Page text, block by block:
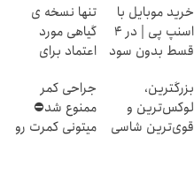
خرید موبایل با
اسنپ پی | در ۴
قسط بدون سود
تنها نسخه ی
گیاهی مورد
اعتماد برای
سیب سلامت)
بزرگترین،
لوکس‌ترین و
قوی‌ترین شاسی
جراحی کمر
ممنوع شد⛔
میتونی کمرت رو